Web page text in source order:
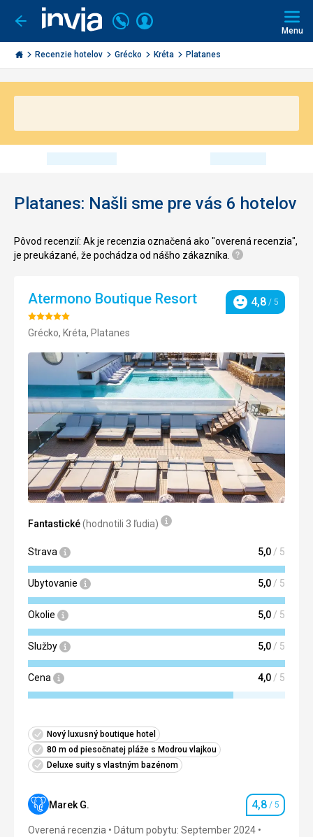
Ísť
späť
Invia.sk
Volajte
+421
2
3221
Prihlásiť
Menu
Recenzie hotelov Grécko Kréta Platanes
Platanes: Našli sme pre vás 6 hotelov
Pôvod recenzií: Ak je recenzia označená ako "overená recenzia",
je preukázané, že pochádza od nášho zákazníka.
Atermono Boutique Resort
Hodnotenie:
5/5
Grécko, Kréta, Platanes
Hodnotenie
4,8 / 5
Fantastické(hodnotili 3 ľudia)
Strava 5,0 / 5
Ubytovanie 5,0 / 5
Okolie 5,0 / 5
Služby 5,0 / 5
Cena 4,0 / 5
Nový luxusný boutique hotel
80 m od piesočnatej pláže s Modrou vlajkou
Deluxe suity s vlastným bazénom
Marek G. Hodnotenie
4,8 / 5
Overená recenzia
Dátum pobytu: September 2024